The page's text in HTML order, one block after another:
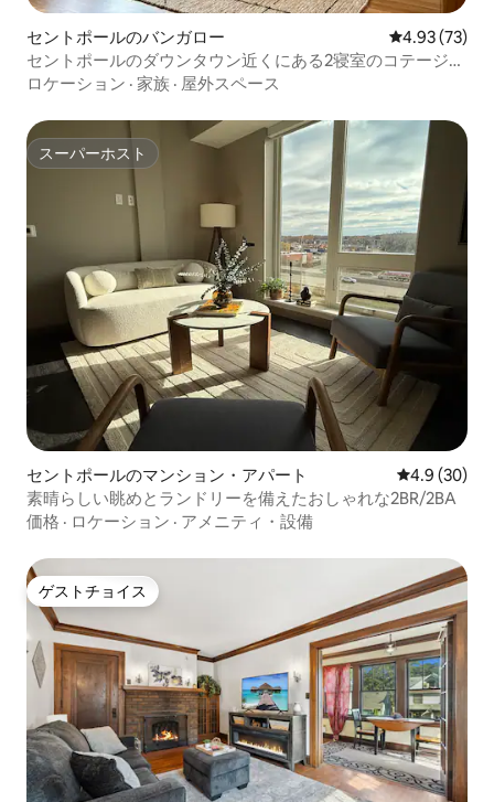
セントポールのバンガロー レビュー73
4.93 (73)
セントポールのダウンタウン近くにある2寝室のコテージ
（まるまる貸切）
ロケーション · 家族 · 屋外スペース
スーパーホスト
スーパーホスト
セントポールのマンション・アパート レビュー30
4.9 (30)
素晴らしい眺めとランドリーを備えたおしゃれな2BR/2BA
価格 · ロケーション · アメニティ・設備
ゲストチョイス
ゲストチョイス